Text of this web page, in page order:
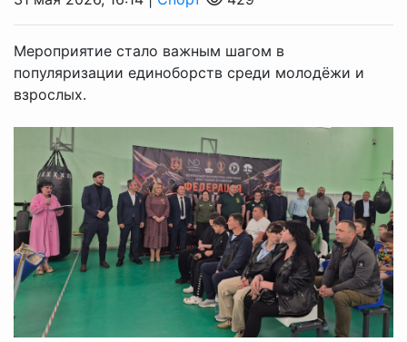
Мероприятие стало важным шагом в
популяризации единоборств среди молодёжи и
взрослых.